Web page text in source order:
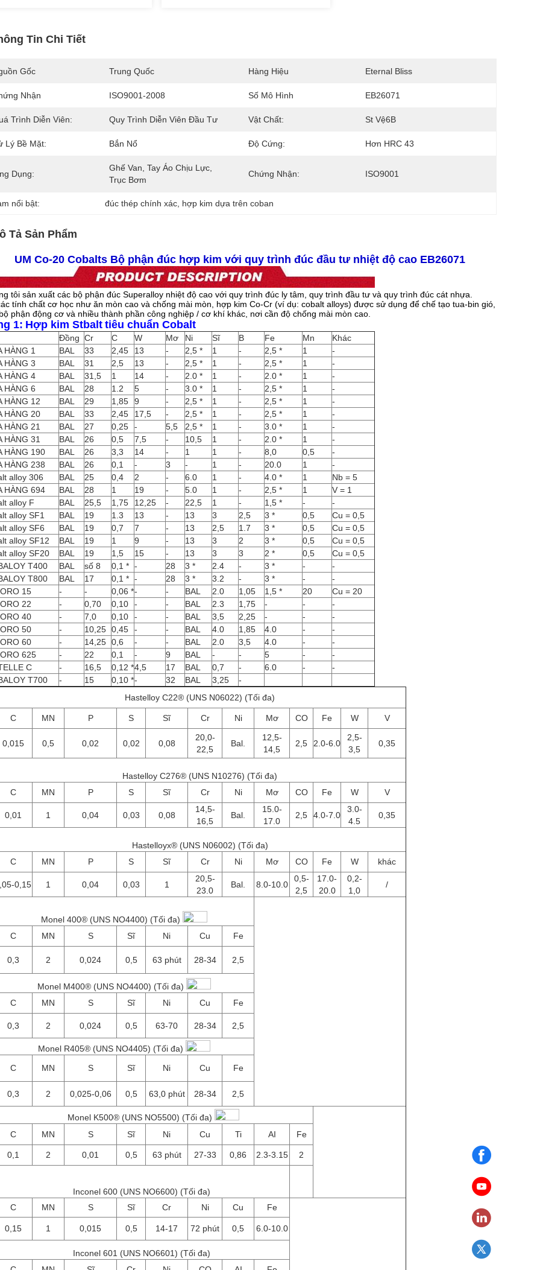
Tin Chi Tiết
Gốc Trung Quốc Hàng Hiệu Eternal Bliss
Nhận ISO9001-2008 Số Mô Hình EB26071
Trình Diễn Viên: Quy Trình Diễn Viên Đầu Tư Vật Chất: St Vệ6B
Lý Bề Mặt: Bắn Nổ Độ Cứng: Hơn HRC 43
Dụng:
Ghế Van, Tay Áo Chịu Lực,
Trục Bơm
Chứng Nhận: ISO9001
nổi bật: đúc thép chính xác hợp kim dựa trên coban
Tả Sản Phẩm
UM Co-20 Cobalts Bộ phận đúc hợp kim với quy trình đúc đầu tư nhiệt độ cao EB26071
tôi sản xuất các bộ phận đúc Superalloy nhiệt độ cao với quy trình đúc ly tâm, quy trình đầu tư và quy trình đúc cát nhựa.
tính chất cơ học như ăn mòn cao và chống mài mòn, hợp kim Co-Cr (ví dụ: cobalt alloys) được sử dụng để chế tạo tua-bin gió,
phận động cơ và nhiều thành phần công nghiệp / cơ khí khác, nơi cần độ chống mài mòn cao.
1: Hợp kim Stbalt tiêu chuẩn Cobalt
Đồng Cr C W Mơ Ni Sĩ B Fe Mn
Khác
HÀNG 1
BAL 33 2,45 13 - 2,5 * 1 - 2,5 * 1
-
HÀNG 3
BAL 31 2,5 13 - 2,5 * 1 - 2,5 * 1
-
HÀNG 4
BAL 31,5 1 14 - 2.0 * 1 - 2.0 * 1
-
HÀNG 6
BAL 28 1.2 5 - 3.0 * 1 - 2,5 * 1
-
HÀNG 12
BAL 29 1,85 9 - 2,5 * 1 - 2,5 * 1
-
HÀNG 20
BAL 33 2,45 17,5 - 2,5 * 1 - 2,5 * 1
-
HÀNG 21
BAL 27 0,25 - 5,5 2,5 * 1 - 3.0 * 1
-
HÀNG 31
BAL 26 0,5 7,5 - 10,5 1 - 2.0 * 1
-
HÀNG 190
BAL 26 3,3 14 - 1 1 - 8,0 0,5
-
HÀNG 238
BAL 26 0,1 - 3 - 1 - 20.0 1
-
alloy 306
BAL 25 0,4 2 - 6.0 1 - 4.0 * 1
Nb = 5
HÀNG 694
BAL 28 1 19 - 5.0 1 - 2,5 * 1
V = 1
alloy F
BAL 25,5 1,75 12,25 - 22,5 1 - 1,5 * -
-
alloy SF1
BAL 19 1.3 13 - 13 3 2,5 3 * 0,5
Cu = 0,5
alloy SF6
BAL 19 0,7 7 - 13 2,5 1.7 3 * 0,5
Cu = 0,5
alloy SF12
BAL 19 1 9 - 13 3 2 3 * 0,5
Cu = 0,5
alloy SF20
BAL 19 1,5 15 - 13 3 3 2 * 0,5
Cu = 0,5
T400
BAL số 8 0,1 * - 28 3 * 2.4 - 3 * -
-
T800
BAL 17 0,1 * - 28 3 * 3.2 - 3 * -
-
15
- - 0,06 *- - BAL 2.0 1,05 1,5 * 20
Cu = 20
22
- 0,70 0,10 - - BAL 2.3 1,75 - -
-
40
- 7,0 0,10 - - BAL 3,5 2,25 - -
-
50
- 10,25 0,45 - - BAL 4.0 1,85 4.0 -
-
60
- 14,25 0,6 - - BAL 2.0 3,5 4.0 -
-
625
- 22 0,1 - 9 BAL - - 5 -
-
C
- 16,5 0,12 *4,5 17 BAL 0,7 - 6.0 -
-
T700
- 15 0,10 *- 32 BAL 3,25
-
Hastelloy C22® (UNS N06022) (Tối đa)
C MN P S Sĩ Cr Ni Mơ CO Fe W V
0,015 0,5 0,02 0,02 0,08
20,0-
22,5
Bal.
12,5-
14,5
2,5 2.0-6.0
2,5-
3,5
0,35
Hastelloy C276® (UNS N10276) (Tối đa)
C
MN P S Sĩ Cr Ni Mơ CO Fe W V
0,01 1 0,04 0,03 0,08
14,5-
16,5
Bal.
15.0-
17.0
2,5 4.0-7.0
3.0-
4.5
0,35
Hastelloyx® (UNS N06002) (Tối đa)
C
MN P S Sĩ Cr Ni Mơ CO Fe W khác
0,15 1 0,04 0,03 1
20,5-
23.0
Bal. 8.0-10.0
0,5-
2,5
17.0-
20.0
0,2-
1,0
/
Monel 400® (UNS NO4400) (Tối đa)
C
MN S Sĩ Ni Cu Fe
0,3 2 0,024 0,5 63 phút 28-34 2,5
Monel M400® (UNS NO4400) (Tối đa)
C
MN S Sĩ Ni Cu Fe
0,3 2 0,024 0,5 63-70 28-34 2,5
Monel R405® (UNS NO4405) (Tối đa)
C
MN S Sĩ Ni Cu Fe
0,3 2 0,025-0,06 0,5 63,0 phút 28-34 2,5
Monel K500® (UNS NO5500) (Tối đa)
C
MN S Sĩ Ni Cu Ti AI Fe
0,1 2 0,01 0,5 63 phút 27-33 0,86 2.3-3.15 2
Inconel 600 (UNS NO6600) (Tối đa)
C
MN S Sĩ Cr Ni Cu Fe
0,15 1 0,015 0,5 14-17 72 phút 0,5 6.0-10.0
Inconel 601 (UNS NO6601) (Tối đa)